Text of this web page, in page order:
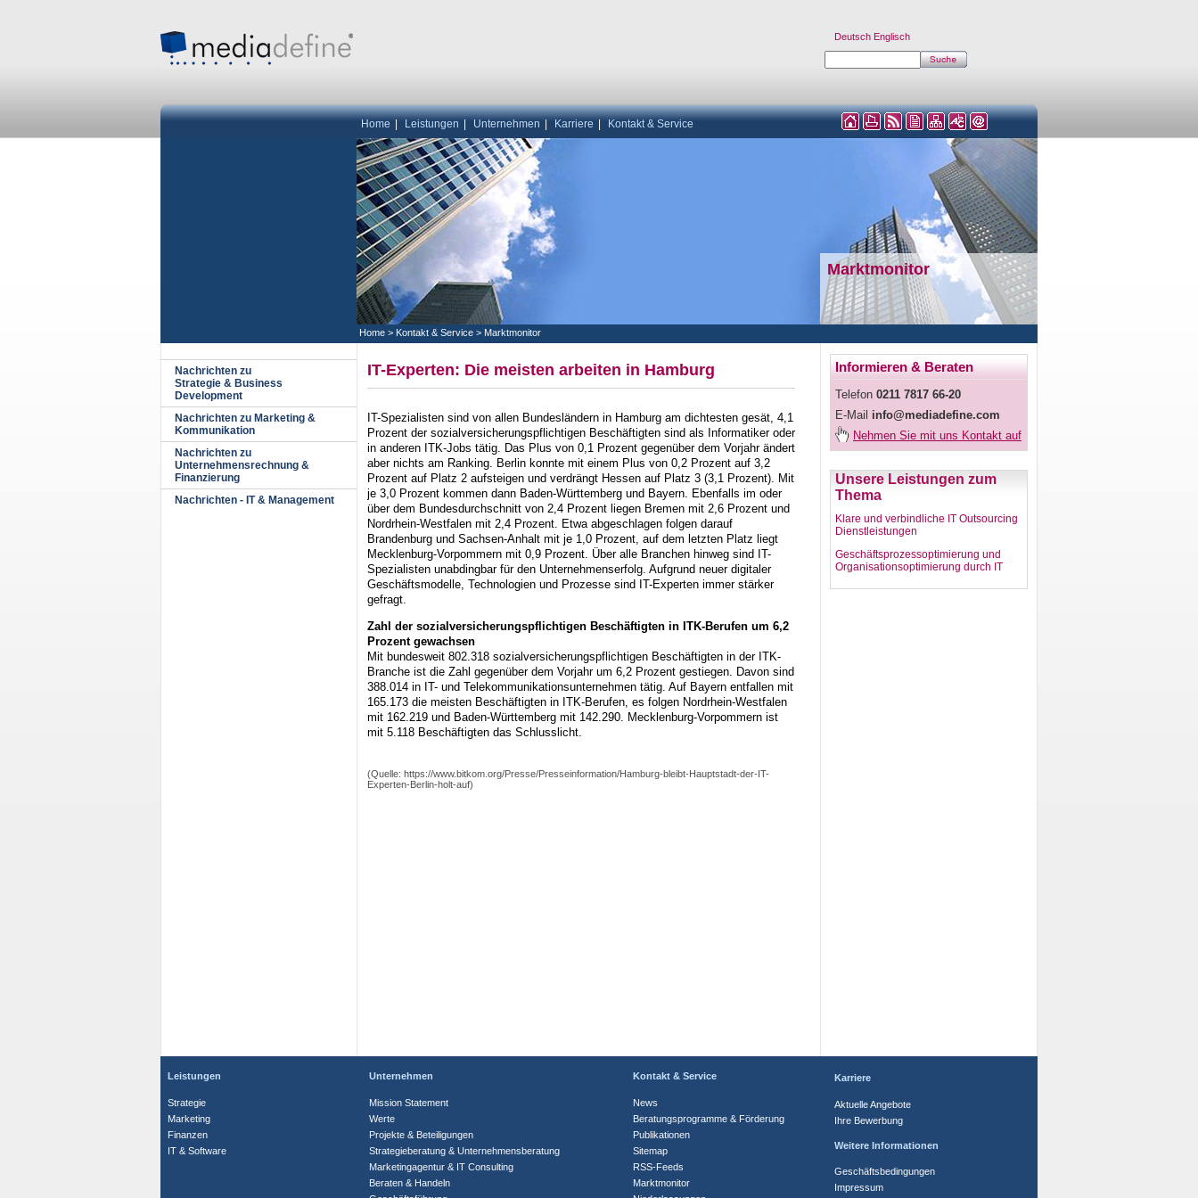
Home Leistungen Unternehmen Karriere Kontakt & Service
Deutsch Englisch
Home > Kontakt & Service > Marktmonitor
Nachrichten zu
Strategie & Business
Development
Nachrichten zu Marketing &
Kommunikation
Nachrichten zu
Unternehmensrechnung &
Finanzierung
Nachrichten - IT & Management
Marktmonitor
Unsere Leistungen zum
Thema
Klare und verbindliche IT Outsourcing
Dienstleistungen
Geschäftsprozessoptimierung und
Organisationsoptimierung durch IT
IT-Experten: Die meisten arbeiten in Hamburg
IT-Spezialisten sind von allen Bundesländern in Hamburg am dichtesten gesät, 4,1
Prozent der sozialversicherungspflichtigen Beschäftigten sind als Informatiker oder
in anderen ITK-Jobs tätig. Das Plus von 0,1 Prozent gegenüber dem Vorjahr ändert
aber nichts am Ranking. Berlin konnte mit einem Plus von 0,2 Prozent auf 3,2
Prozent auf Platz 2 aufsteigen und verdrängt Hessen auf Platz 3 (3,1 Prozent). Mit
je 3,0 Prozent kommen dann Baden-Württemberg und Bayern. Ebenfalls im oder
über dem Bundesdurchschnitt von 2,4 Prozent liegen Bremen mit 2,6 Prozent und
Nordrhein-Westfalen mit 2,4 Prozent. Etwa abgeschlagen folgen darauf
Brandenburg und Sachsen-Anhalt mit je 1,0 Prozent, auf dem letzten Platz liegt
Mecklenburg-Vorpommern mit 0,9 Prozent. Über alle Branchen hinweg sind IT-
Spezialisten unabdingbar für den Unternehmenserfolg. Aufgrund neuer digitaler
Geschäftsmodelle, Technologien und Prozesse sind IT-Experten immer stärker
gefragt.
Zahl der sozialversicherungspflichtigen Beschäftigten in ITK-Berufen um 6,2
Prozent gewachsen
Mit bundesweit 802.318 sozialversicherungspflichtigen Beschäftigten in der ITK-
Branche ist die Zahl gegenüber dem Vorjahr um 6,2 Prozent gestiegen. Davon sind
388.014 in IT- und Telekommunikationsunternehmen tätig. Auf Bayern entfallen mit
165.173 die meisten Beschäftigten in ITK-Berufen, es folgen Nordrhein-Westfalen
mit 162.219 und Baden-Württemberg mit 142.290. Mecklenburg-Vorpommern ist
mit 5.118 Beschäftigten das Schlusslicht.
(Quelle: https://www.bitkom.org/Presse/Presseinformation/Hamburg-bleibt-Hauptstadt-der-IT-
Experten-Berlin-holt-auf)
Informieren & Beraten
Telefon 0211 7817 66-20
E-Mail info@mediadefine.com
Nehmen Sie mit uns Kontakt auf
Leistungen
Strategie
Marketing
Finanzen
IT & Software
Unternehmen
Mission Statement
Werte
Projekte & Beteiligungen
Strategieberatung & Unternehmensberatung
Marketingagentur & IT Consulting
Beraten & Handeln
Kontakt & Service
News
Beratungsprogramme & Förderung
Publikationen
Sitemap
RSS-Feeds
Marktmonitor
Karriere
Aktuelle Angebote
Ihre Bewerbung
Weitere Informationen
Geschäftsbedingungen
Impressum